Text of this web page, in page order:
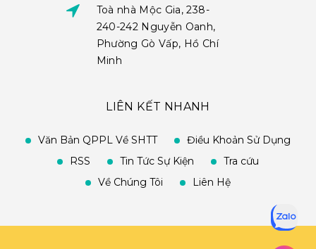
Toà nhà Mộc Gia, 238-
240-242 Nguyễn Oanh,
Phường Gò Vấp, Hồ Chí
Minh
LIÊN KẾT NHANH
Văn Bản QPPL Về SHTT
Điều Khoản Sử Dụng
RSS
Tin Tức Sự Kiện
Tra cứu
Về Chúng Tôi
Liên Hệ